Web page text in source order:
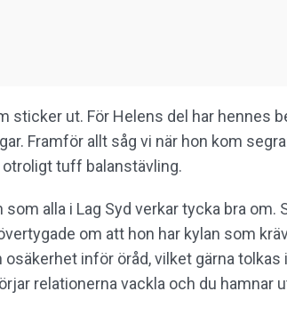
sticker ut. För Helens del har hennes
Framför allt såg vi när hon kom
tuff balanstävling.
alla i Lag Syd verkar tycka bra om.
om att hon har kylan som
inför öråd, vilket gärna tolkas
relationerna vackla och du hamnar